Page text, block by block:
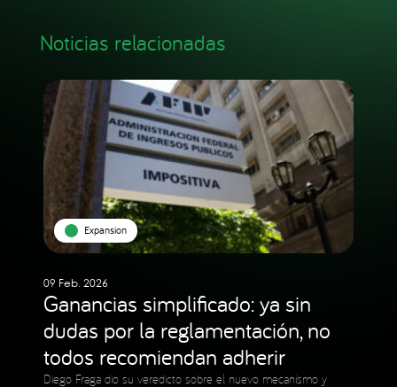
Noticias relacionadas
Expansion
09 Feb. 2026
Ganancias simplificado: ya sin
dudas por la reglamentación, no
todos recomiendan adherir
Diego Fraga dio su veredicto sobre el nuevo mecanismo y